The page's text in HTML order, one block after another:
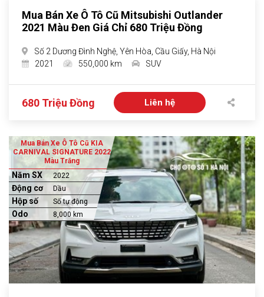
Mua Bán Xe Ô Tô Cũ Mitsubishi Outlander
2021 Màu Đen Giá Chỉ 680 Triệu Đồng
Số 2 Dương Đình Nghệ, Yên Hòa, Cầu Giấy, Hà Nội
2021
550,000 km SUV
680 Triệu Đồng Liên hệ
Mua Bán Xe Ô Tô Cũ KIA
CARNIVAL SIGNATURE 2022
Màu Trắng
Năm SX 2022
Động cơ Dầu
Hộp số Số tự động
Odo 8,000 km